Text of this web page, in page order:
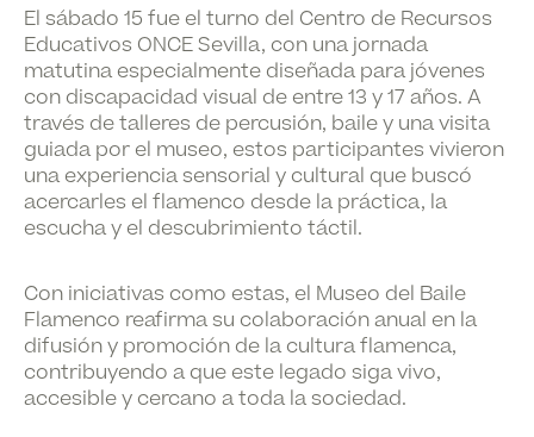
El sábado 15 fue el turno del Centro de Recursos
Educativos ONCE Sevilla, con una jornada
matutina especialmente diseñada para jóvenes
con discapacidad visual de entre 13 y 17 años. A
través detalleres de percusión, bailey unavisita
guiada por el museo, estos participantes vivieron
una experiencia sensorial y cultural que buscó
acercarles el flamenco desde la práctica, la
escucha y el descubrimiento táctil.
Con iniciativas como estas, el Museo del Baile
Flamenco reafirma su colaboración anual en la
difusión y promoción de la cultura flamenca,
contribuyendo a que este legado siga vivo,
accesible y cercano a toda la sociedad.